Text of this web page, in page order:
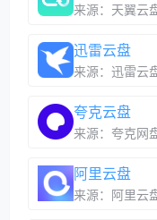
来源：天翼云
迅雷云盘
来源：迅雷云
夸克云盘
来源：夸克网
阿里云盘
来源：阿里云